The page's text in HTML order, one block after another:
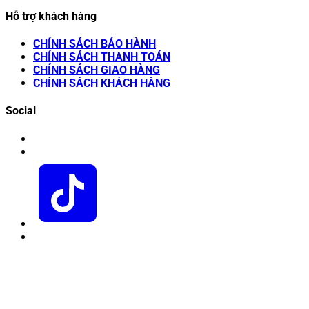
Hỗ trợ khách hàng
CHÍNH SÁCH BẢO HÀNH
CHÍNH SÁCH THANH TOÁN
CHÍNH SÁCH GIAO HÀNG
CHÍNH SÁCH KHÁCH HÀNG
Social